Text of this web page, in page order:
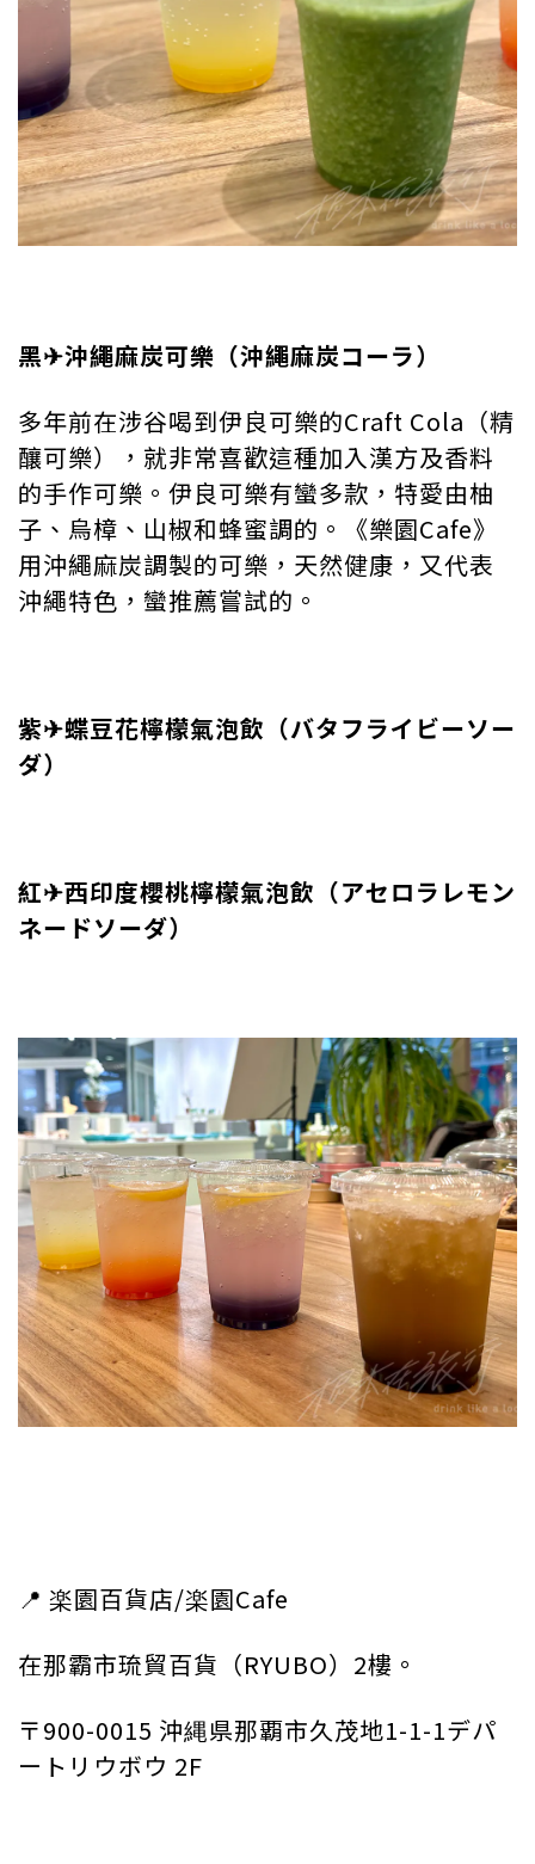
黑✈︎沖繩麻炭可樂（沖繩麻炭コーラ）
多年前在涉谷喝到伊良可樂的Craft Cola（精
釀可樂），就非常喜歡這種加入漢方及香料
的手作可樂。伊良可樂有蠻多款，特愛由柚
子、烏樟、山椒和蜂蜜調的。《樂園Cafe》
用沖繩麻炭調製的可樂，天然健康，又代表
沖繩特色，蠻推薦嘗試的。
紫✈︎蝶豆花檸檬氣泡飲（バタフライビーソー
ダ）
紅✈︎西印度櫻桃檸檬氣泡飲（アセロラレモン
ネードソーダ）
📍 楽園百貨店/楽園Cafe
在那霸市琉貿百貨（RYUBO）2樓。
〒900-0015 沖縄県那覇市久茂地1-1-1デパ
ートリウボウ 2F